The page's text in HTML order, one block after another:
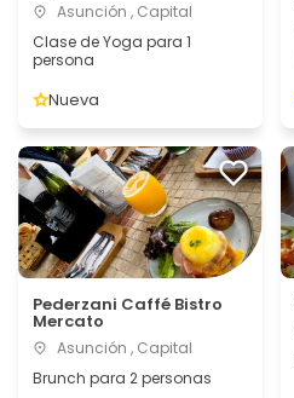
Asunción , Capital
Clase de Yoga para 1
persona
Nueva
Pederzani Caffé Bistro
Mercato
Asunción , Capital
Brunch para 2 personas